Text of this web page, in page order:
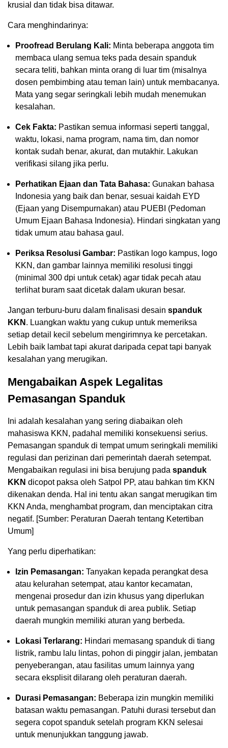
krusial dan tidak bisa ditawar.
Cara menghindarinya:
Proofread Berulang Kali: Minta beberapa anggota tim
membaca ulang semua teks pada desain spanduk
secara teliti, bahkan minta orang di luar tim (misalnya
dosen pembimbing atau teman lain) untuk membacanya.
Mata yang segar seringkali lebih mudah menemukan
kesalahan.
Cek Fakta: Pastikan semua informasi seperti tanggal,
waktu, lokasi, nama program, nama tim, dan nomor
kontak sudah benar, akurat, dan mutakhir. Lakukan
verifikasi silang jika perlu.
Perhatikan Ejaan dan Tata Bahasa: Gunakan bahasa
Indonesia yang baik dan benar, sesuai kaidah EYD
(Ejaan yang Disempurnakan) atau PUEBI (Pedoman
Umum Ejaan Bahasa Indonesia). Hindari singkatan yang
tidak umum atau bahasa gaul.
Periksa Resolusi Gambar: Pastikan logo kampus, logo
KKN, dan gambar lainnya memiliki resolusi tinggi
(minimal 300 dpi untuk cetak) agar tidak pecah atau
terlihat buram saat dicetak dalam ukuran besar.
Jangan terburu-buru dalam finalisasi desain spanduk
KKN . Luangkan waktu yang cukup untuk memeriksa
setiap detail kecil sebelum mengirimnya ke percetakan.
Lebih baik lambat tapi akurat daripada cepat tapi banyak
kesalahan yang merugikan.
Mengabaikan Aspek Legalitas
Pemasangan Spanduk
Ini adalah kesalahan yang sering diabaikan oleh
mahasiswa KKN, padahal memiliki konsekuensi serius.
Pemasangan spanduk di tempat umum seringkali memiliki
regulasi dan perizinan dari pemerintah daerah setempat.
Mengabaikan regulasi ini bisa berujung pada spanduk
KKN dicopot paksa oleh Satpol PP, atau bahkan tim KKN
dikenakan denda. Hal ini tentu akan sangat merugikan tim
KKN Anda, menghambat program, dan menciptakan citra
negatif. [Sumber: Peraturan Daerah tentang Ketertiban
Umum]
Yang perlu diperhatikan:
Izin Pemasangan: Tanyakan kepada perangkat desa
atau kelurahan setempat, atau kantor kecamatan,
mengenai prosedur dan izin khusus yang diperlukan
untuk pemasangan spanduk di area publik. Setiap
daerah mungkin memiliki aturan yang berbeda.
Lokasi Terlarang: Hindari memasang spanduk di tiang
listrik, rambu lalu lintas, pohon di pinggir jalan, jembatan
penyeberangan, atau fasilitas umum lainnya yang
secara eksplisit dilarang oleh peraturan daerah.
Durasi Pemasangan: Beberapa izin mungkin memiliki
batasan waktu pemasangan. Patuhi durasi tersebut dan
segera copot spanduk setelah program KKN selesai
untuk menunjukkan tanggung jawab.